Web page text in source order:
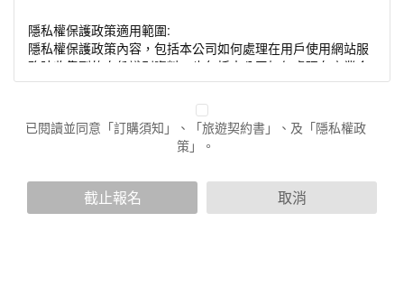
隱私權保護政策適用範圍:
隱私權保護政策內容，包括本公司如何處理在用戶使用網站服
務時收集到的身份識別資料，也包括本公司如何處理在商業合
作與本公司合作時分享的任何身份識別資料。隱私權保護政策
不適用於本公司以外的公司或網站群，與非本站所僱用或管理
人員。例如您透過本公司旗下網站上的廣告廠商連結，這些置
放連結的廠商也可能蒐集您個人的資料。對於您主動提供的個
人資訊，這些廣告廠商或連結網站有其個別的隱私權保護政
您個人在本網站上的聊天室或討論區中任意公開個人資料的行
為，在非經加密的保護下，亦不適用於本公司隱私權保護政
已閱讀並同意「訂購須知」、「旅遊契約書」、及「隱私權政
策」。
截止報名 取消